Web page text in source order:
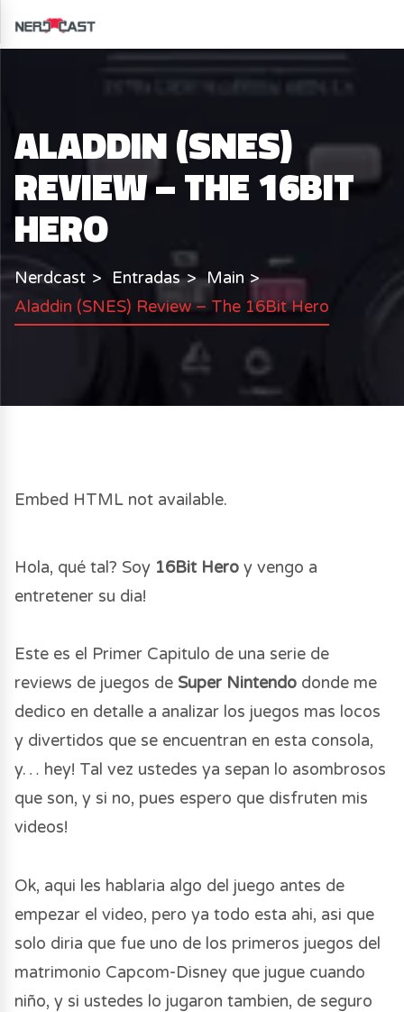
ALADDIN (SNES)
REVIEW – THE 16BIT
HERO
Nerdcast Entradas
Main
Aladdin (SNES) Review – The 16Bit Hero
Embed HTML not available.
Hola, qué tal? Soy 16Bit Hero y vengo a
entretener su dia!
Este es el Primer Capitulo de una serie de
reviews de juegos de Super Nintendo donde me
dedico en detalle a analizar los juegos mas locos
y divertidos que se encuentran en esta consola,
y… hey! Tal vez ustedes ya sepan lo asombrosos
que son, y si no, pues espero que disfruten mis
videos!
Ok, aqui les hablaria algo del juego antes de
empezar el video, pero ya todo esta ahi, asi que
solo diria que fue uno de los primeros juegos del
matrimonio Capcom-Disney que jugue cuando
niño, y si ustedes lo jugaron tambien, de seguro